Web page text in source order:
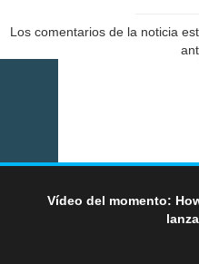
Los comentarios de la noticia
Vídeo del momento: